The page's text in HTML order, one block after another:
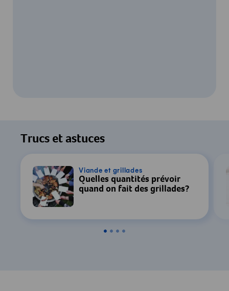
consentement au traitement des données
par YouTube est requis. Pour plus de
confidentialité
Accepter & Afficher
Trucs et astuces
Viande et grillades
Quelles quantités prévoir
quand on fait des grillades?